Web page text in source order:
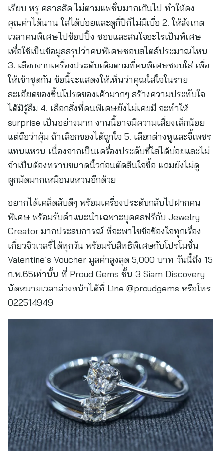
เรียบ หรู คลาสสิค ไม่ตามแฟชั่นมากเกินไป ทำให้คง
คุณค่าได้นาน ใส่ได้บ่อยและดูกี่ปีก็ไม่มีเบื่อ 2. ให้สังเกต
เวลาคนพิเศษไปช้อปปิ้ง ชอบและสนใจอะไรเป็นพิเศษ
เพื่อใช้เป็นข้อมูลสรุปว่าคนพิเศษชอบสไตล์ประมาณไหน
3. เลือกจากเครื่องประดับเดิมตามที่คนพิเศษชอบใส่ เพื่อ
ให้เข้าชุดกัน ข้อนี้จะแสดงให้เห็นว่าคุณใส่ใจในราย
ละเอียดของชิ้นโปรดของเค้ามากๆ สร้างความประทับใจ
ได้มิรู้ลืม 4. เลือกสิ่งที่คนพิเศษยังไม่เคยมี จะทำให้
surprise เป็นอย่างมาก งานนี้อาจมีความเสี่ยงเล็กน้อย
แต่ถือว่าคุ้ม ถ้าเลือกของได้ถูกใจ 5. เลือกต่างหูและจี้เพชร
แทนแหวน เนื่องจากเป็นเครื่องประดับที่ใส่ได้บ่อยและไม่
จำเป็นต้องทราบขนาดนิ้วก่อนตัดสินใจซื้อ แถมยังไม่ดู
ผูกมัดมากเหมือนแหวนอีกด้วย
อยากได้เคล็ดลับดีๆ พร้อมเครื่องประดับกลับไปฝากคน
พิเศษ พร้อมรับคำแนะนำเฉพาะบุคคลฟรีกับ Jewelry
Creator มากประสบการณ์ ที่จะพาไขข้อข้องใจทุกเรื่อง
เกี่ยวจิวเวลรี่ได้ทุกวัน พร้อมรับสิทธิพิเศษกับโปรโมชั่น
Valentine’s Voucher มูลค่าสูงสุด 5,000 บาท วันนี้ถึง 15
ก.พ.65เท่านั้น ที่ Proud Gems ชั้น 3 Siam Discovery
นัดหมายเวลาล่วงหน้าได้ที่ Line @proudgems หรือโทร
022514949